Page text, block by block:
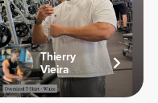
Thierry
Vieira